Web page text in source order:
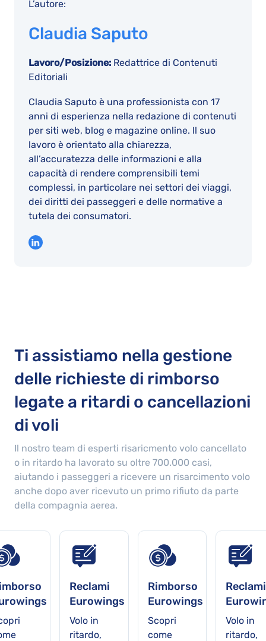
L’autore:
Claudia Saputo
Lavoro/Posizione: Redattrice di Contenuti
Editoriali
Claudia Saputo è una professionista con 17
anni di esperienza nella redazione di contenuti
per siti web, blog e magazine online. Il suo
lavoro è orientato alla chiarezza,
all’accuratezza delle informazioni e alla
capacità di rendere comprensibili temi
complessi, in particolare nei settori dei viaggi,
dei diritti dei passeggeri e delle normative a
tutela dei consumatori.
Ti assistiamo nella gestione
delle richieste di rimborso
legate a ritardi o cancellazioni
di voli
Il nostro team di esperti risaricmento volo cancellato
o in ritardo ha lavorato su oltre 700.000 casi,
aiutando i passeggeri a ricevere un risarcimento volo
anche dopo aver ricevuto un primo rifiuto da parte
della compagnia aerea.
Reclami
Eurowings
Volo in
ritardo,
Rimborso
Eurowings
Scopri
come
Reclami
Volo in
ritardo,